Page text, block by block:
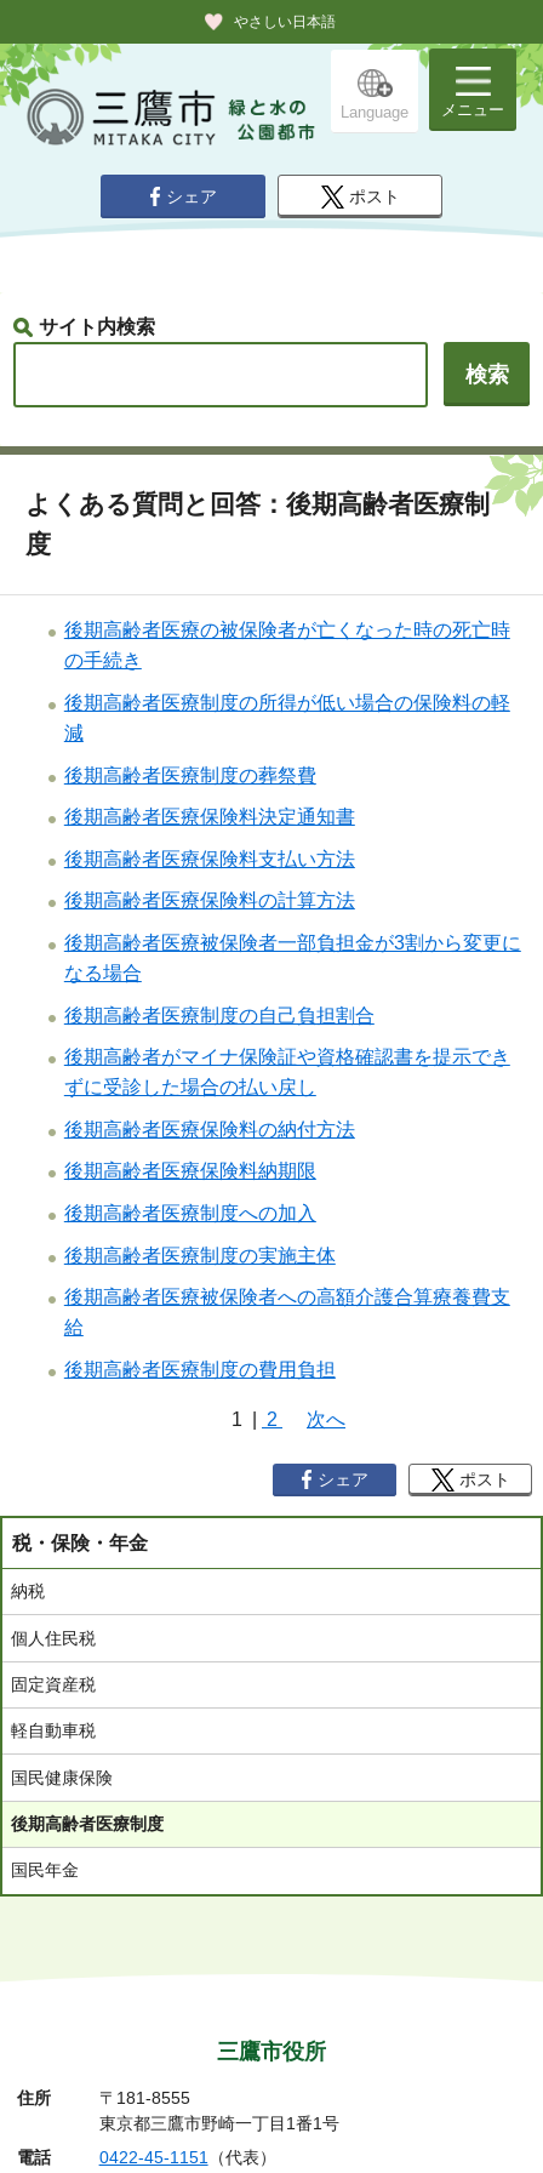
やさしい日本語
Language メニュー
シェア ポスト
サイト内検索
よくある質問と回答：後期高齢者医療制
度
後期高齢者医療の被保険者が亡くなった時の死亡時
の手続き
後期高齢者医療制度の所得が低い場合の保険料の軽
減
後期高齢者医療制度の葬祭費
後期高齢者医療保険料決定通知書
後期高齢者医療保険料支払い方法
後期高齢者医療保険料の計算方法
後期高齢者医療被保険者一部負担金が3割から変更に
なる場合
後期高齢者医療制度の自己負担割合
後期高齢者がマイナ保険証や資格確認書を提示でき
ずに受診した場合の払い戻し
後期高齢者医療保険料の納付方法
後期高齢者医療保険料納期限
後期高齢者医療制度への加入
後期高齢者医療制度の実施主体
後期高齢者医療被保険者への高額介護合算療養費支
給
後期高齢者医療制度の費用負担
ジ
ス
ト
1 | 2 次へ
シェア ポスト
税・保険・年金
納税
個人住民税
固定資産税
軽自動車税
国民健康保険
後期高齢者医療制度
国民年金
三鷹市役所
住所
〒181-8555
東京都三鷹市野崎一丁目1番1号
電話
0422-45-1151 （代表）